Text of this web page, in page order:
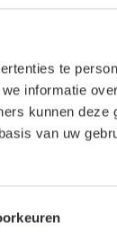
te
informatie
kunnen
van uw
in en
loon in zijn
grotendeels
de werknemer